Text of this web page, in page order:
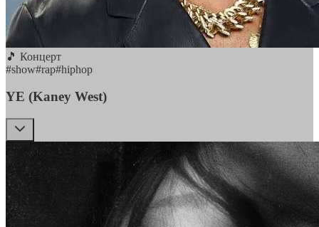
🎵 Концерт
#show#rap#hiphop
YE (Kaney West)